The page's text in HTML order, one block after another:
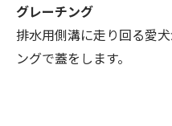
グレーチング
排水用側溝に走り回る愛
ングで蓋をします。